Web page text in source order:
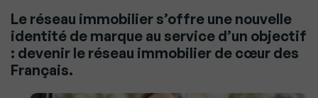
Le réseau immobilier s’offre une nouvelle
identité de marque au service d’un objectif
: devenir le réseau immobilier de cœur des
Français.